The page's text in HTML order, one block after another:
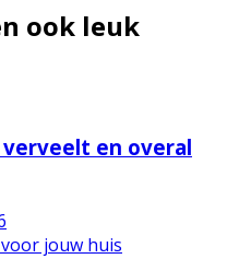
ook leuk
en overal